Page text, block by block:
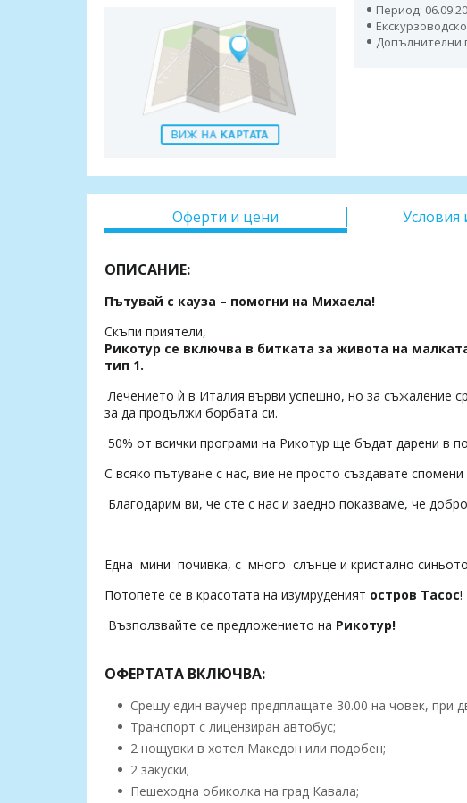
Период:
Допълнителни
Оферти и цени Условия
ОПИСАНИЕ:
Пътувай с кауза – помогни на Михаела!
Скъпи приятели,
Рикотур се включва в битката за живота на
тип 1.
Лечението ѝ в Италия върви успешно, но за съжаление
за да продължи борбата си.
50% от всички програми на Рикотур ще бъдат дарени в
С всяко пътуване с нас, вие не просто създавате
Благодарим ви, че сте с нас и заедно показваме, че
Една мини почивка, с много слънце и кристално
Потопете се в красотата на изумруденият остров Тасос!
Възползвайте се предложението на Рикотур!
ОФЕРТАТА ВКЛЮЧВА:
Срещу един ваучер предплащате 30.00 на човек, при
Tранспорт с лицензиран автобус;
2 нощувки в хотел Македон или подобен;
2 закуски;
Пешеходна обиколка на град Кавала;